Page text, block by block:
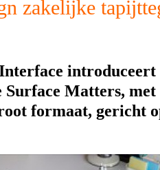
zakelijke
introduceert
Matters, met
formaat, gericht